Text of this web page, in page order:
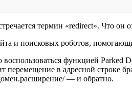
термин «redirect». Что он
и поисковых роботов,
функцией Parked
перемещение в адресной строке
— и обратно.